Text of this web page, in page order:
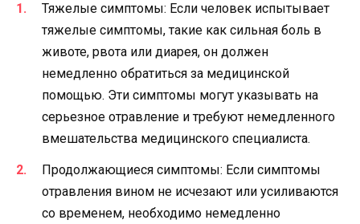
Тяжелые симптомы: Если человек испытывает
тяжелые симптомы, такие как сильная боль в
животе, рвота или диарея, он должен
немедленно обратиться за медицинской
помощью. Эти симптомы могут указывать на
серьезное отравление и требуют немедленного
вмешательства медицинского специалиста.
Продолжающиеся симптомы: Если симптомы
отравления вином не исчезают или усиливаются
со временем, необходимо немедленно